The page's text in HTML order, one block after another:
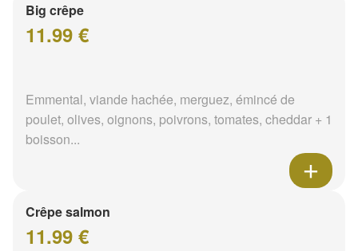
Big crêpe
11.99 €
Emmental, viande hachée, merguez, émincé de
poulet, olives, oignons, poivrons, tomates, cheddar + 1
boisson...
Crêpe salmon
11.99 €